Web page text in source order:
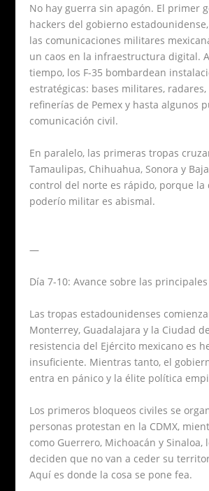
No hay guerra sin apagón. El primer
hackers del gobierno
las comunicaciones militares
un caos en la infraestructura digital.
tiempo, los F-35 bombardean
estratégicas: bases militares,
refinerías de Pemex y hasta algunos
comunicación civil.
En paralelo, las primeras tropas
Tamaulipas, Chihuahua, Sonora y
control del norte es rápido, porque la
poderío militar es abismal.
—
Día 7-10: Avance sobre las
Las tropas estadounidenses
Monterrey, Guadalajara y la Ciudad
resistencia del Ejército mexicano es
insuficiente. Mientras tanto, el
entra en pánico y la élite política
Los primeros bloqueos civiles se
personas protestan en la CDMX,
como Guerrero, Michoacán y Sinaloa,
deciden que no van a ceder su
Aquí es donde la cosa se pone fea.